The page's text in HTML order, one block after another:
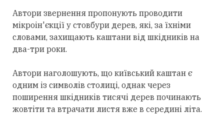
Автори звернення пропонують проводити
мікроін'єкції у стовбури дерев, які, за їхніми
словами, захищають каштани від шкідників на
два-три роки.
Автори наголошують, що київський каштан є
одним із символів столиці, однак через
поширення шкідників тисячі дерев починають
жовтіти та втрачати листя вже в середині літа.